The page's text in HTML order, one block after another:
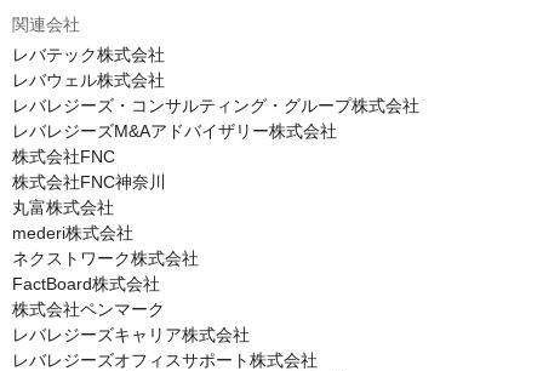
関連会社
レバテック株式会社
レバウェル株式会社
レバレジーズ・コンサルティング・グループ株式会社
レバレジーズM&Aアドバイザリー株式会社
株式会社FNC
株式会社FNC神奈川
丸富株式会社
mederi株式会社
ネクストワーク株式会社
FactBoard株式会社
株式会社ペンマーク
レバレジーズキャリア株式会社
レバレジーズオフィスサポート株式会社